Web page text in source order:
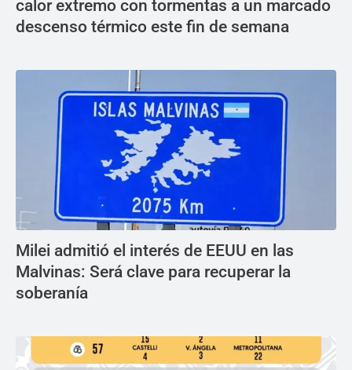
calor extremo con tormentas a un marcado
descenso térmico este fin de semana
Milei admitió el interés de EEUU en las
Malvinas: Será clave para recuperar la
soberanía